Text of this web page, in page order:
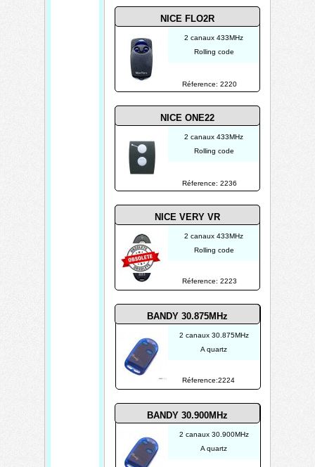
Réference:2224
Réference: 2223
BANDY 30.875MHz
NICE VERY VR
2 canaux 433MHz
Rolling code
2 canaux 30.875MHz
A quartz
2 canaux 30.900MHz
A quartz
BANDY 30.900MHz
2 canaux 433MHz
Rolling code
NICE ONE22
Réference: 2236
Réference: 2220
NICE FLO2R
2 canaux 433MHz
Rolling code